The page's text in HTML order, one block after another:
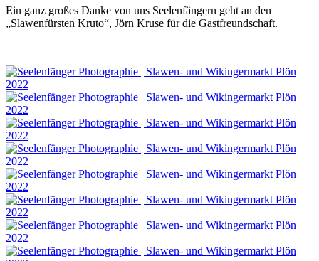
Ein ganz großes Danke von uns Seelenfängern geht an den
„Slawenfürsten Kruto“, Jörn Kruse für die Gastfreundschaft.